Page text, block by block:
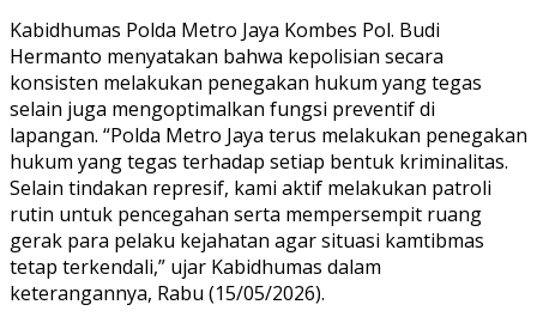
Kabidhumas Polda Metro Jaya Kombes Pol. Budi
Hermanto menyatakan bahwa kepolisian secara
konsisten melakukan penegakan hukum yang tegas
selain juga mengoptimalkan fungsi preventif di
lapangan. “Polda Metro Jaya terus melakukan penegakan
hukum yang tegas terhadap setiap bentuk kriminalitas.
Selain tindakan represif, kami aktif melakukan patroli
rutin untuk pencegahan serta mempersempit ruang
gerak para pelaku kejahatan agar situasi kamtibmas
tetap terkendali,” ujar Kabidhumas dalam
keterangannya, Rabu (15/05/2026).